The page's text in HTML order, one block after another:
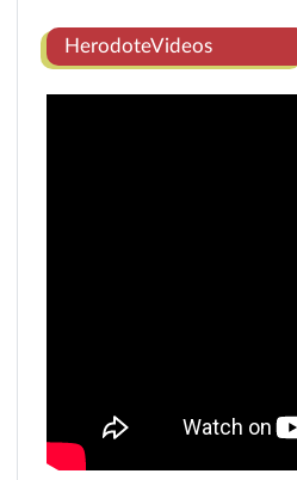
HerodoteVideos